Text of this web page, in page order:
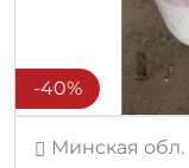
-40%
Минская обл.